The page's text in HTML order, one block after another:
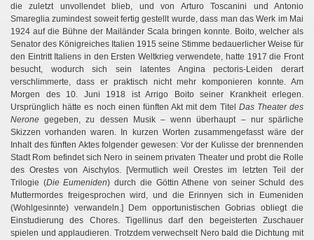
die zuletzt unvollendet blieb, und von Arturo Toscanini und Antonio
Smareglia zumindest soweit fertig gestellt wurde, dass man das Werk im Mai
1924 auf die Bühne der Mailänder Scala bringen konnte. Boito, welcher als
Senator des Königreiches Italien 1915 seine Stimme bedauerlicher Weise für
den Eintritt Italiens in den Ersten Weltkrieg verwendete, hatte 1917 die Front
besucht, wodurch sich sein latentes Angina pectoris-Leiden derart
verschlimmerte, dass er praktisch nicht mehr komponieren konnte. Am
Morgen des 10. Juni 1918 ist Arrigo Boito seiner Krankheit erlegen.
Ursprünglich hätte es noch einen fünften Akt mit dem Titel Das Theater des
Neronegegeben, zu dessen Musik – wenn überhaupt – nur spärliche
Skizzen vorhanden waren. In kurzen Worten zusammengefasst wäre der
Inhalt des fünften Aktes folgender gewesen: Vor der Kulisse der brennenden
Stadt Rom befindet sich Nero in seinem privaten Theater und probt die Rolle
des Orestes von Aischylos. [Vermutlich weil Orestes im letzten Teil der
Trilogie (Die Eumeniden) durch die Göttin Athene von seiner Schuld des
Muttermordes freigesprochen wird, und die Erinnyen sich in Eumeniden
(Wohlgesinnte) verwandeln.] Dem opportunistischen Gobrias obliegt die
Einstudierung des Chores. Tigellinus darf den begeisterten Zuschauer
spielen und applaudieren. Trotzdem verwechselt Nero bald die Dichtung mit